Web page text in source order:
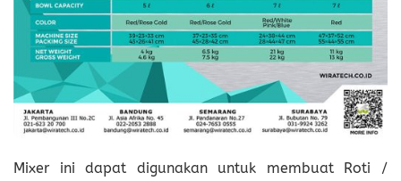
Mixer ini dapat digunakan untuk membuat Roti /